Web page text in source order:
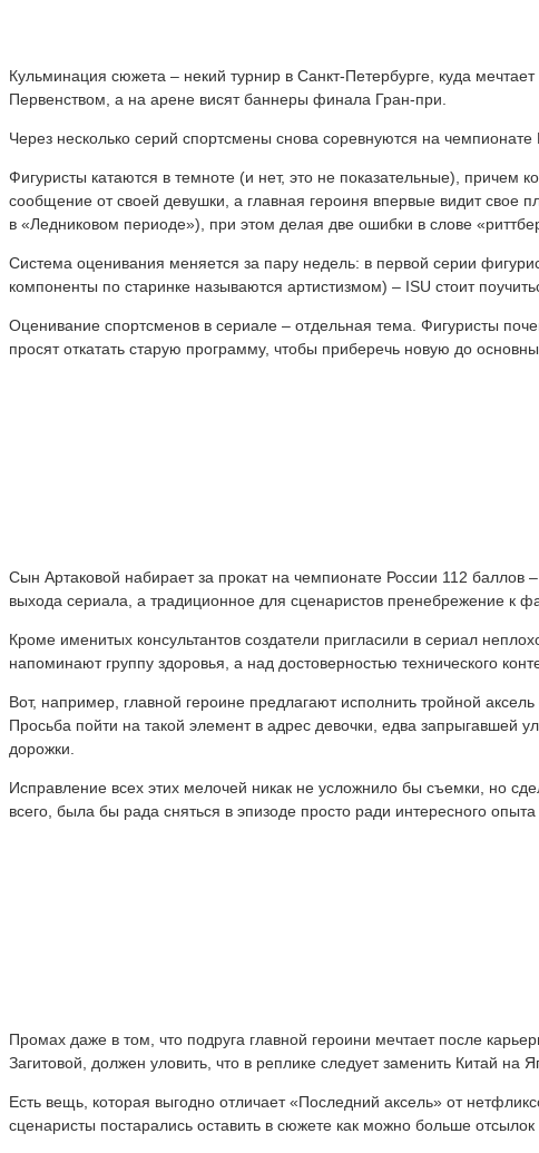
Кульминация сюжета – некий турнир в Санкт-Петербурге, куда
Первенством, а на арене висят баннеры финала Гран-при.
Через несколько серий спортсмены снова соревнуются на
Фигуристы катаются в темноте (и нет, это не показательные), причем
сообщение от своей девушки, а главная героиня впервые видит свое
в «Ледниковом периоде»), при этом делая две ошибки в слове
Система оценивания меняется за пару недель: в первой серии
компоненты по старинке называются артистизмом) – ISU стоит
Оценивание спортсменов в сериале – отдельная тема. Фигуристы
просят откатать старую программу, чтобы приберечь новую до
Сын Артаковой набирает за прокат на чемпионате России 112
выхода сериала, а традиционное для сценаристов пренебрежение к
Кроме именитых консультантов создатели пригласили в сериал
напоминают группу здоровья, а над достоверностью технического
Вот, например, главной героине предлагают исполнить тройной
Просьба пойти на такой элемент в адрес девочки, едва запрыгавшей
дорожки.
Исправление всех этих мелочей никак не усложнило бы съемки, но
всего, была бы рада сняться в эпизоде просто ради интересного
Промах даже в том, что подруга главной героини мечтает после
Загитовой, должен уловить, что в реплике следует заменить Китай на
Есть вещь, которая выгодно отличает «Последний аксель» от
сценаристы постарались оставить в сюжете как можно больше